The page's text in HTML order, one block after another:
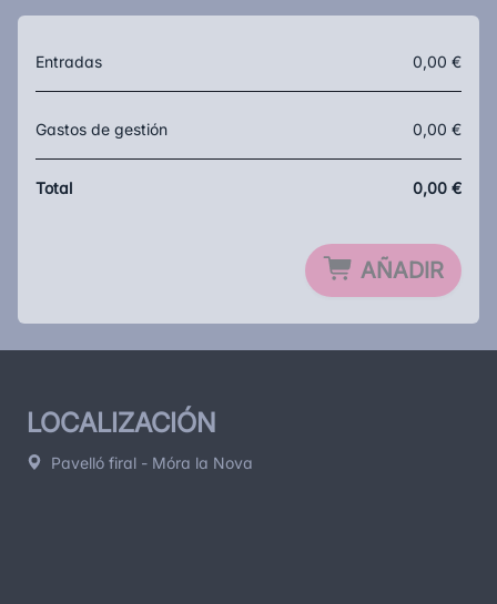
Entradas 0,00 €
Gastos de gestión 0,00 €
Total 0,00 €
AÑADIR
LOCALIZACIÓN
Pavelló firal - Móra la Nova